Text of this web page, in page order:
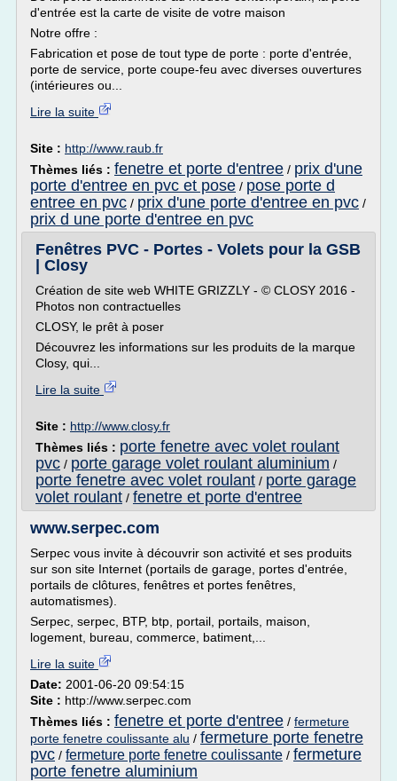
d'entrée est la carte de visite de votre maison
Notre offre :
Fabrication et pose de tout type de porte : porte d'entrée,
porte de service, porte coupe-feu avec diverses ouvertures
(intérieures ou...
Lire la suite
Site : http://www.raub.fr
Thèmes liés : fenetre et porte d'entree / prix d'une
porte d'entree en pvc et pose / pose porte d
entree en pvc / prix d'une porte d'entree en pvc /
prix d une porte d'entree en pvc
Fenêtres PVC - Portes - Volets pour la GSB
| Closy
Création de site web WHITE GRIZZLY - © CLOSY 2016 -
Photos non contractuelles
CLOSY, le prêt à poser
Découvrez les informations sur les produits de la marque
Closy, qui...
Lire la suite
Site : http://www.closy.fr
Thèmes liés : porte fenetre avec volet roulant
pvc / porte garage volet roulant aluminium /
porte fenetre avec volet roulant / porte garage
volet roulant / fenetre et porte d'entree
www.serpec.com
Serpec vous invite à découvrir son activité et ses produits
sur son site Internet (portails de garage, portes d'entrée,
portails de clôtures, fenêtres et portes fenêtres,
automatismes).
Serpec, serpec, BTP, btp, portail, portails, maison,
logement, bureau, commerce, batiment,...
Lire la suite
Date: 2001-06-20 09:54:15
Site : http://www.serpec.com
Thèmes liés : fenetre et porte d'entree / fermeture
porte fenetre coulissante alu / fermeture porte fenetre
pvc / fermeture porte fenetre coulissante / fermeture
porte fenetre aluminium